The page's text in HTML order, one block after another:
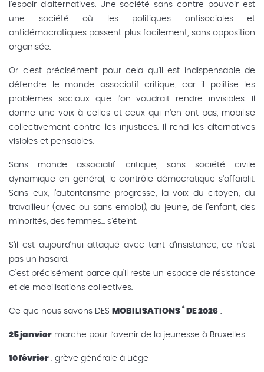
l’espoir d’alternatives. Une société sans contre-pouvoir est
une société où les politiques antisociales et
antidémocratiques passent plus facilement, sans opposition
organisée.
Or c’est précisément pour cela qu’il est indispensable de
défendre le monde associatif critique, car il politise les
problèmes sociaux que l’on voudrait rendre invisibles. Il
donne une voix à celles et ceux qui n’en ont pas, mobilise
collectivement contre les injustices. Il rend les alternatives
visibles et pensables.
Sans monde associatif critique, sans société civile
dynamique en général, le contrôle démocratique s’affaiblit.
Sans eux, l’autoritarisme progresse, la voix du citoyen, du
travailleur (avec ou sans emploi), du jeune, de l’enfant, des
minorités, des femmes... s’éteint.
S’il est aujourd’hui attaqué avec tant d’insistance, ce n’est
pas un hasard.
C’est précisément parce qu’il reste un espace de résistance
et de mobilisations collectives.
Ce que nous savons DES MOBILISATIONS * DE 2026 :
25 janvier marche pour l’avenir de la jeunesse à Bruxelles
10 février : grève générale à Liège